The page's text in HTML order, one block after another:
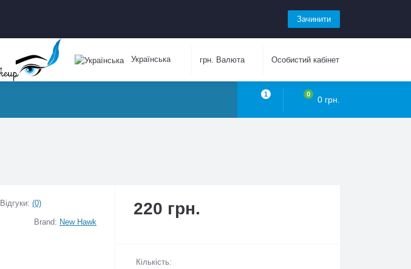
Зачинити
Українська грн.Валюта Особистий кабінет
1 0 0 грн.
Відгуки: (0)
Brand: New Hawk
220 грн.
Кількість: